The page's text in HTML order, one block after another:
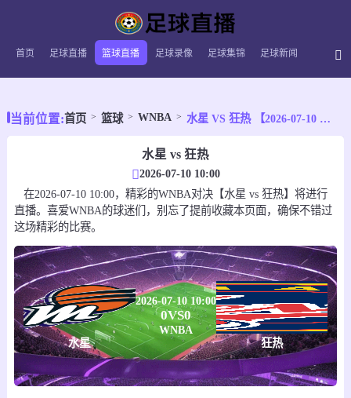
首页 足球直播 篮球直播 足球录像 足球集锦 足球新闻
当前位置:首页 篮球 WNBA 水星 VS 狂热 【2026-07-10 10:00:00】
水星 vs 狂热
2026-07-10 10:00
在2026-07-10 10:00，精彩的WNBA对决【水星 vs 狂热】将进行
直播。喜爱WNBA的球迷们，别忘了提前收藏本页面，确保不错过
这场精彩的比赛。
水星
2026-07-10 10:00
0VS0
WNBA
狂热